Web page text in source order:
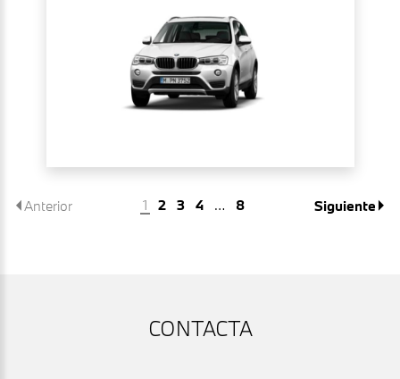
Anterior 1 2 3 4 … 8 Siguiente
CONTACTA